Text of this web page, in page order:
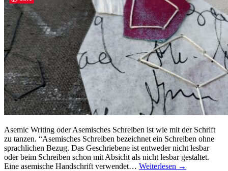
Asemic Writing oder Asemisches Schreiben ist wie mit der Schrift
zu tanzen. “Asemisches Schreiben bezeichnet ein Schreiben ohne
sprachlichen Bezug. Das Geschriebene ist entweder nicht lesbar
oder beim Schreiben schon mit Absicht als nicht lesbar gestaltet.
Eine asemische Handschrift verwendet… Weiterlesen →